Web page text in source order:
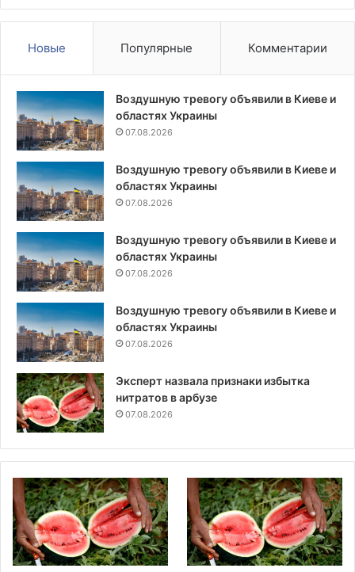
максимум
Новые Популярные Комментарии
Воздушную тревогу объявили в Киеве и
областях Украины
07.08.2026
Воздушную тревогу объявили в Киеве и
областях Украины
07.08.2026
Воздушную тревогу объявили в Киеве и
областях Украины
07.08.2026
Воздушную тревогу объявили в Киеве и
областях Украины
07.08.2026
Эксперт назвала признаки избытка
нитратов в арбузе
07.08.2026